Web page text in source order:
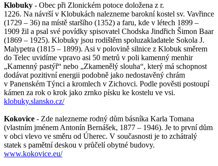
Klobuky - Obec při Zlonickém potoce doložena z r.
1226. Na návrší v Klobukách nalezneme barokní kostel sv. Vavřince
(1729 – 36) na místě staršího (1352) a faru, kde v létech 1899 –
1909 žil a psal své povídky spisovatel Chodska Jindřich Šimon Baar
(1869 – 1925). Klobuky jsou rodištěm spoluzakladatele Sokola J.
Malypetra (1815 – 1899). Asi v polovině silnice z Klobuk směrem
do Telec uvidíme vpravo asi 50 metrů v poli kamenný menhir
„Kamenný pastýř“ nebo „Zkamenělý slouha“, který má schopnost
dodávat pozitivní energii podobně jako nedostavěný chrám
v Panenském Týnci a kromlech v Zichovci. Podle pověsti postoupí
kámen za rok o krok jako zrnko písku ke kostelu ve vsi.
klobuky.slansko.cz/
Kokovice - Zde nalezneme rodný dům básníka Karla Tomana
(vlastním jménem Antonín Bernášek, 1877 – 1946). Je to první dům
v obci vlevo ve směru od Úherec. V současnosti je to zchátralý
statek s pamětní deskou v průčelí obytné budovy.
www.kokovice.eu/